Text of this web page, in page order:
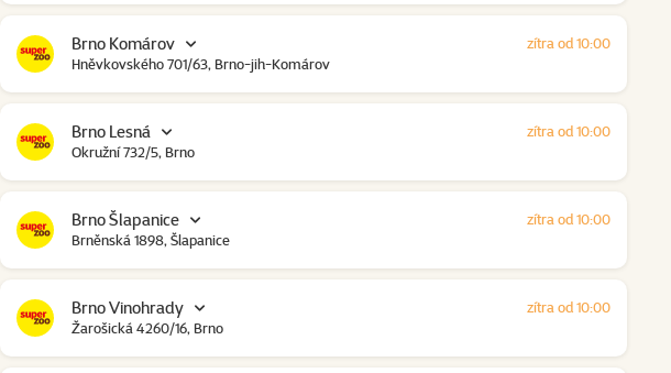
Brno Komárov
Hněvkovského 701/63, Brno-jih-Komárov
zítra od 10:00
Brno Lesná
Okružní 732/5, Brno
zítra od 10:00
Brno Šlapanice
Brněnská 1898, Šlapanice
zítra od 10:00
Brno Vinohrady
Žarošická 4260/16, Brno
zítra od 10:00